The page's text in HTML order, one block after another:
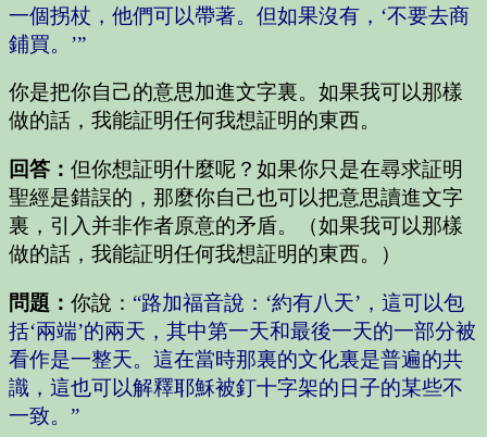
一個拐杖，他們可以帶著。但如果沒有，‘不要去商
鋪買。’”
你是把你自己的意思加進文字裏。如果我可以那樣
做的話，我能証明任何我想証明的東西。
回答： 但你想証明什麼呢？如果你只是在尋求証明
聖經是錯誤的，那麼你自己也可以把意思讀進文字
裏，引入并非作者原意的矛盾。（如果我可以那樣
做的話，我能証明任何我想証明的東西。）
問題： 你說： “路加福音說：‘約有八天’，這可以包
括‘兩端’的兩天，其中第一天和最後一天的一部分被
看作是一整天。這在當時那裏的文化裏是普遍的共
識，這也可以解釋耶穌被釘十字架的日子的某些不
一致。”